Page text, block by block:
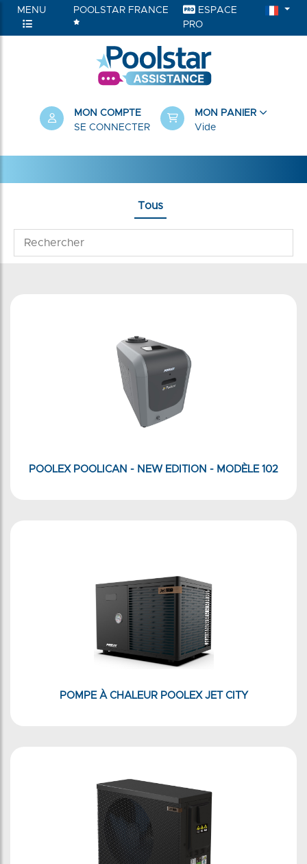
MENU POOLSTAR FRANCE
ESPACE
PRO
MON COMPTE
SE CONNECTER
MON PANIER
Vide
Tous
POOLEX POOLICAN - NEW EDITION - MODÈLE 102
POMPE À CHALEUR POOLEX JET CITY